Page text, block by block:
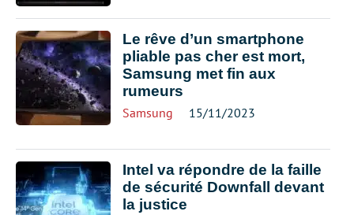
Le rêve d’un smartphone
pliable pas cher est mort,
Samsung met fin aux
rumeurs
Samsung 15/11/2023
Intel va répondre de la faille
de sécurité Downfall devant
la justice